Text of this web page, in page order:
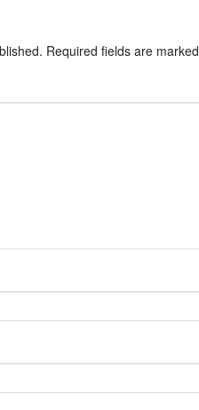
Required fields are marked